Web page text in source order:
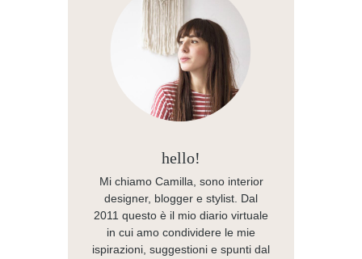
hello!
Mi chiamo Camilla, sono interior
designer, blogger e stylist. Dal
2011 questo è il mio diario virtuale
in cui amo condividere le mie
ispirazioni, suggestioni e spunti dal